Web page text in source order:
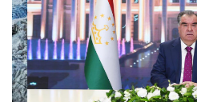
ВОЖАҲОИ НУРОНИИ ШЕЪР
ТАСАВВУРИ МАРДУМ ДАР